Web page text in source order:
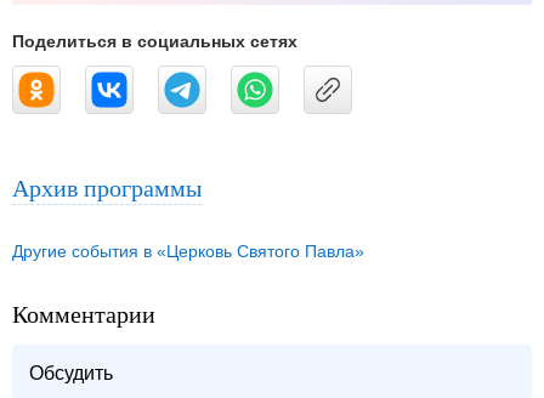
Поделиться в социальных сетях
Архив программы
Другие события в «Церковь Святого Павла»
Комментарии
Обсудить